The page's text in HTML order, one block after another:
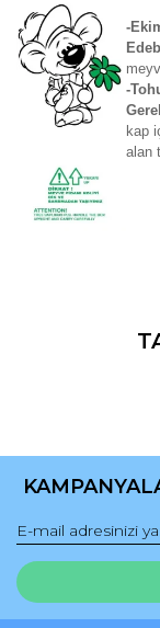
-
-
kap
alan
Bu ürünün fiyat
konularda
Ürün
Ürün fiyatı
Bu ürüne